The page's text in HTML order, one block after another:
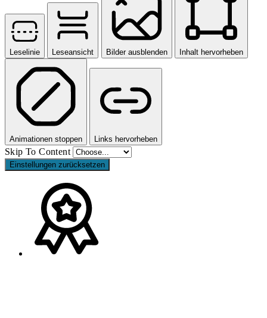
Leselinie Leseansicht Bilder ausblenden Inhalt hervorheben
Animationen stoppen Links hervorheben
Skip To Content
Einstellungen zurücksetzen